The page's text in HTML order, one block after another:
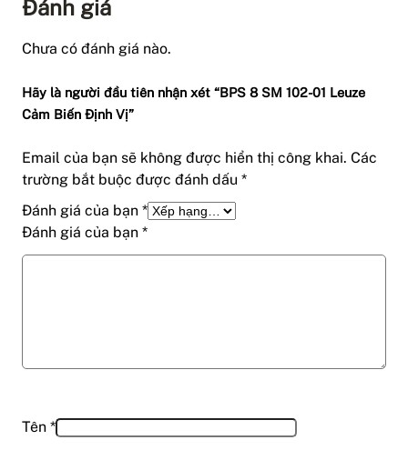
Đánh giá
Chưa có đánh giá nào.
Hãy là người đầu tiên nhận xét “BPS 8 SM 102-01 Leuze
Cảm Biến Định Vị”
Email của bạn sẽ không được hiển thị công khai. Các
trường bắt buộc được đánh dấu *
Đánh giá của bạn *
Đánh giá của bạn *
Tên *